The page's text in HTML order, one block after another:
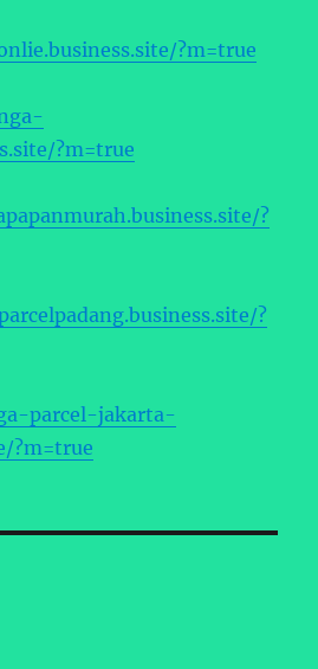
?m=true
?m=true
?
?
parcel-jakarta-
?m=true